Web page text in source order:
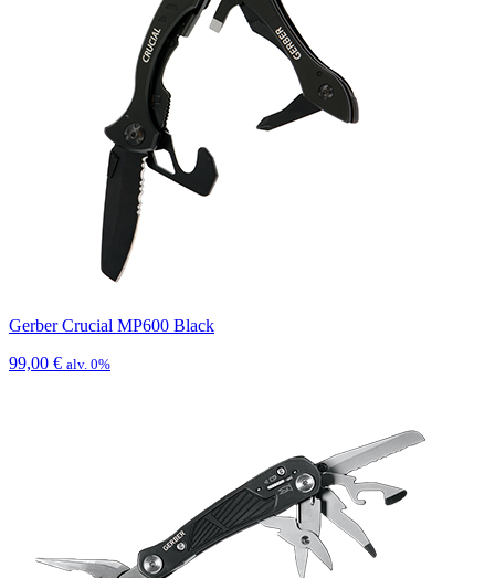
Gerber Crucial MP600 Black
99,00 € alv. 0%